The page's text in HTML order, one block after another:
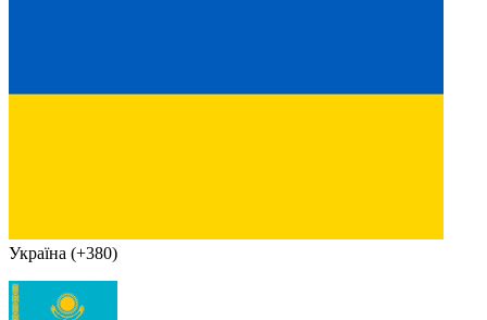
Україна (+380)